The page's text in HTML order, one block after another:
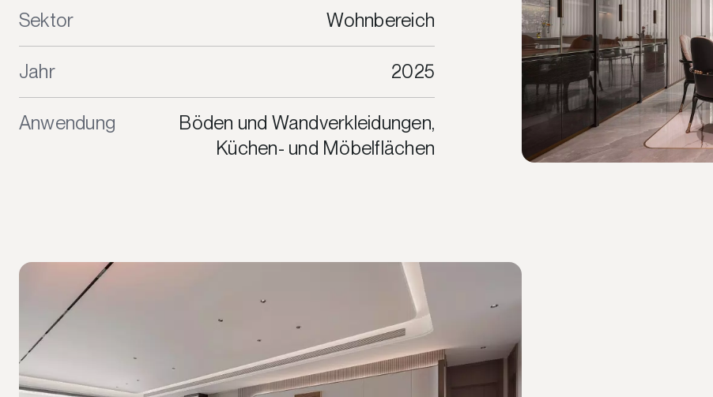
Sektor Wohnbereich
Jahr 2025
Anwendung
Böden und Wandverkleidungen,
Küchen- und Möbelflächen